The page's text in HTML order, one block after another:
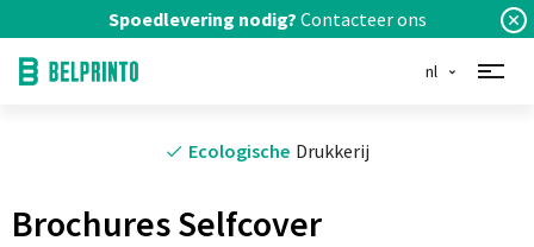
Spoedlevering nodig? Contacteer ons
nl
Ecologische Drukkerij
Brochures Selfcover